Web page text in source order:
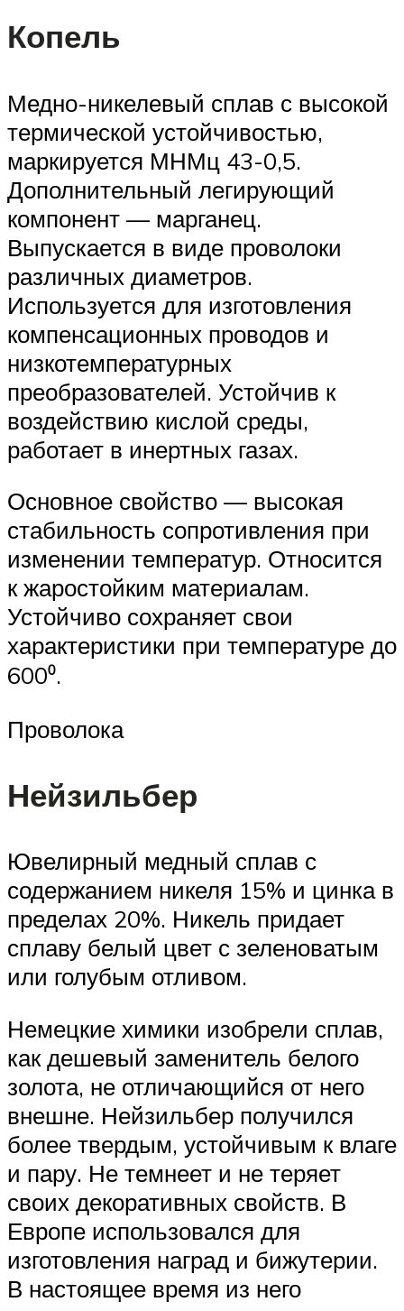
Копель
Медно-никелевый сплав с высокой
термической устойчивостью,
маркируется МНМц 43-0,5.
Дополнительный легирующий
компонент — марганец.
Выпускается в виде проволоки
различных диаметров.
Используется для изготовления
компенсационных проводов и
низкотемпературных
преобразователей. Устойчив к
воздействию кислой среды,
работает в инертных газах.
Основное свойство — высокая
стабильность сопротивления при
изменении температур. Относится
к жаростойким материалам.
Устойчиво сохраняет свои
характеристики при температуре до
600⁰.
Проволока
Нейзильбер
Ювелирный медный сплав с
содержанием никеля 15% и цинка в
пределах 20%. Никель придает
сплаву белый цвет с зеленоватым
или голубым отливом.
Немецкие химики изобрели сплав,
как дешевый заменитель белого
золота, не отличающийся от него
внешне. Нейзильбер получился
более твердым, устойчивым к влаге
и пару. Не темнеет и не теряет
своих декоративных свойств. В
Европе использовался для
изготовления наград и бижутерии.
В настоящее время из него